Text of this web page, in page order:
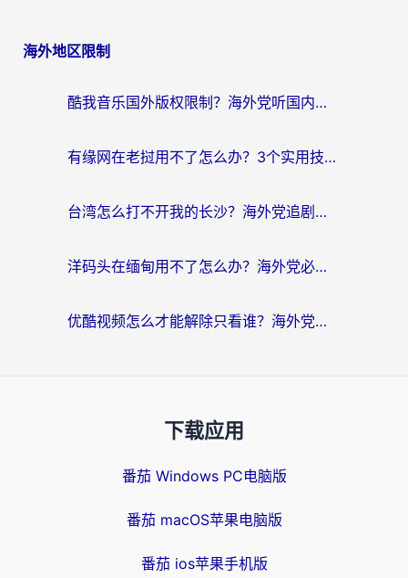
海外地区限制
酷我音乐国外版权限制？海外党听国内歌、玩游戏、看剧的一站式解决方案
有缘网在老挝用不了怎么办？3个实用技巧解决海外访问国内服务难题
台湾怎么打不开我的长沙？海外党追剧看片、用环球时报不卡的实用指南
洋码头在缅甸用不了怎么办？海外党必备回国加速指南，解决追剧购物生活服务难题
优酷视频怎么才能解除只看谁？海外党亲测有效的追剧自由指南
下载应用
番茄 Windows PC电脑版
番茄 macOS苹果电脑版
番茄 ios苹果手机版